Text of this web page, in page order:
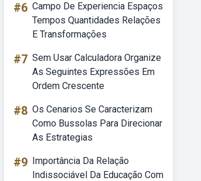
#6 Campo De Experiencia Espaços
Tempos Quantidades Relações
E Transformações
#7 Sem Usar Calculadora Organize
As Seguintes Expressões Em
Ordem Crescente
#8 Os Cenarios Se Caracterizam
Como Bussolas Para Direcionar
As Estrategias
#9 Importância Da Relação
Indissociável Da Educação Com